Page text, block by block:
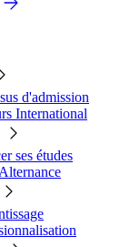
d'admission
International
ses études